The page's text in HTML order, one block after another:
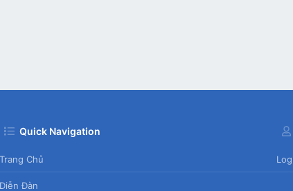
Quick Navigation
Trang Chủ
Diễn Đàn